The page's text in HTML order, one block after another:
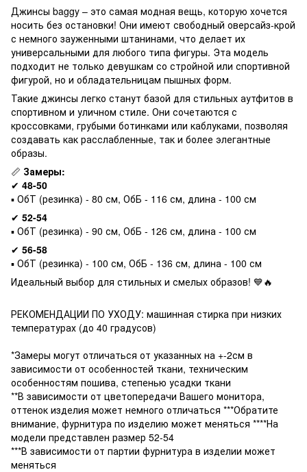
Джинсы baggy – это самая модная вещь, которую хочется
носить без остановки! Они имеют свободный оверсайз-крой
с немного зауженными штанинами, что делает их
универсальными для любого типа фигуры. Эта модель
подходит не только девушкам со стройной или спортивной
фигурой, но и обладательницам пышных форм.
Такие джинсы легко станут базой для стильных аутфитов в
спортивном и уличном стиле. Они сочетаются с
кроссовками, грубыми ботинками или каблуками, позволяя
создавать как расслабленные, так и более элегантные
образы.
📏 Замеры:
✔ 48-50
▪ ОбТ (резинка) - 80 см, ОбБ - 116 см, длина - 100 см
✔ 52-54
▪ ОбТ (резинка) - 90 см, ОбБ - 126 см, длина - 100 см
✔ 56-58
▪ ОбТ (резинка) - 100 см, ОбБ - 136 см, длина - 100 см
Идеальный выбор для стильных и смелых образов! 💙🔥
РЕКОМЕНДАЦИИ ПО УХОДУ: машинная стирка при низких
температурах (до 40 градусов)
*Замеры могут отличаться от указанных на +-2см в
зависимости от особенностей ткани, техническим
особенностям пошива, степенью усадки ткани
**В зависимости от цветопередачи Вашего монитора,
оттенок изделия может немного отличаться ***Обратите
внимание, фурнитура по изделию может меняться ****На
модели представлен размер 52-54
***В зависимости от партии фурнитура в изделии может
меняться